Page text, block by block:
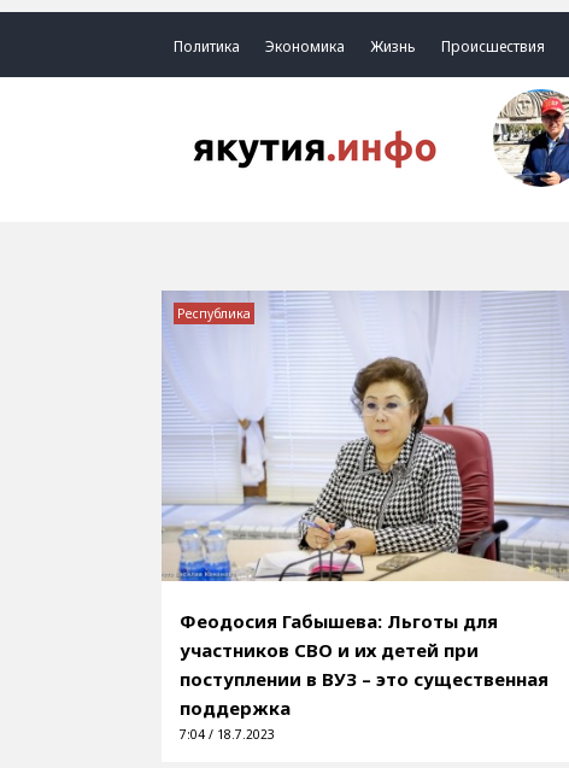
Политика Экономика Жизнь Происшествия
Феодосия Габышева: Льготы для
участников СВО и их детей при
поступлении в ВУЗ – это существенная
поддержка
7:04 / 18.7.2023
Республика